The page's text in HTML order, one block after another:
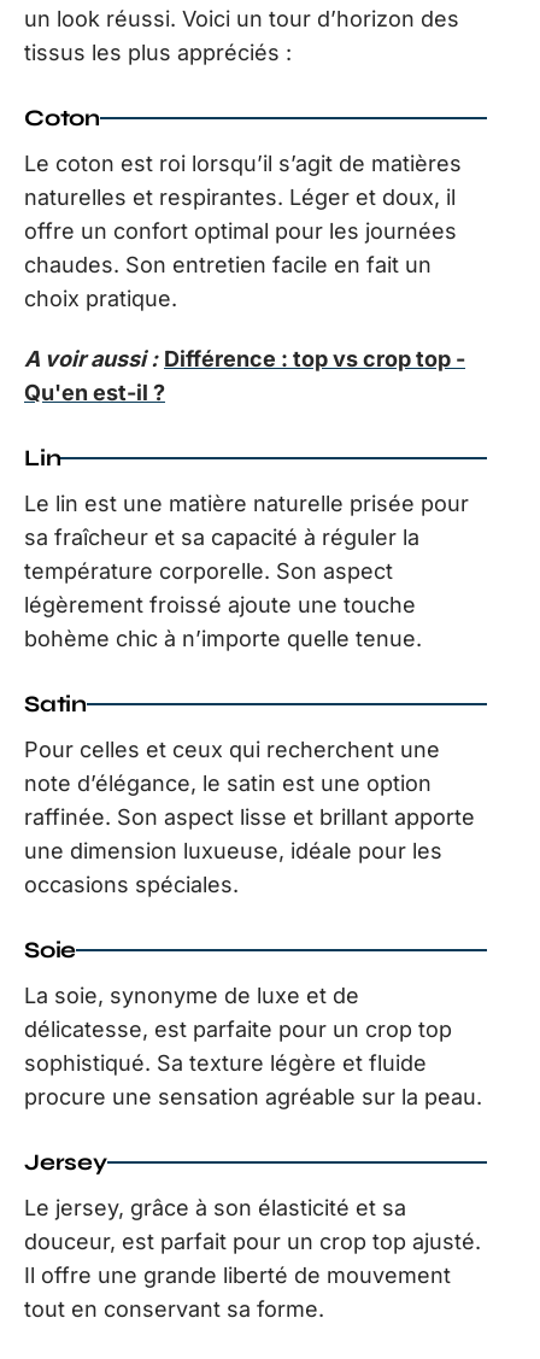
un look réussi. Voici un tour d’horizon des
tissus les plus appréciés :
Coton
Le coton est roi lorsqu’il s’agit de matières
naturelles et respirantes. Léger et doux, il
offre un confort optimal pour les journées
chaudes. Son entretien facile en fait un
choix pratique.
A voir aussi : Différence : top vs crop top -
Qu'en est-il ?
Lin
Le lin est une matière naturelle prisée pour
sa fraîcheur et sa capacité à réguler la
température corporelle. Son aspect
légèrement froissé ajoute une touche
bohème chic à n’importe quelle tenue.
Satin
Pour celles et ceux qui recherchent une
note d’élégance, le satin est une option
raffinée. Son aspect lisse et brillant apporte
une dimension luxueuse, idéale pour les
occasions spéciales.
Soie
La soie, synonyme de luxe et de
délicatesse, est parfaite pour un crop top
sophistiqué. Sa texture légère et fluide
procure une sensation agréable sur la peau.
Jersey
Le jersey, grâce à son élasticité et sa
douceur, est parfait pour un crop top ajusté.
Il offre une grande liberté de mouvement
tout en conservant sa forme.